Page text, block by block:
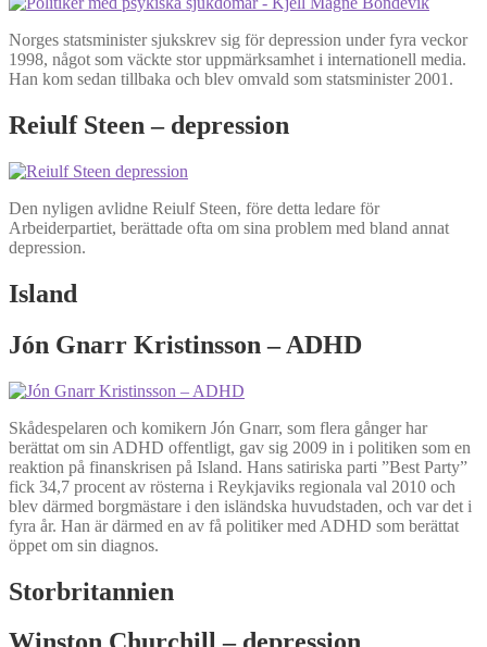
Norges statsminister sjukskrev sig för depression under fyra veckor
1998, något som väckte stor uppmärksamhet i internationell media.
Han kom sedan tillbaka och blev omvald som statsminister 2001.
Reiulf Steen – depression
Den nyligen avlidne Reiulf Steen, före detta ledare för
Arbeiderpartiet, berättade ofta om sina problem med bland annat
depression.
Island
Jón Gnarr Kristinsson– ADHD
Skådespelaren och komikern Jón Gnarr, som flera gånger har
berättat om sin ADHD offentligt, gav sig 2009 in i politiken som en
reaktion på finanskrisen på Island. Hans satiriska parti ”Best Party”
fick 34,7 procent av rösterna i Reykjaviks regionala val 2010 och
blev därmed borgmästare i den isländska huvudstaden, och var det i
fyra år. Han är därmed en av få politiker med ADHD som berättat
öppet om sin diagnos.
Storbritannien